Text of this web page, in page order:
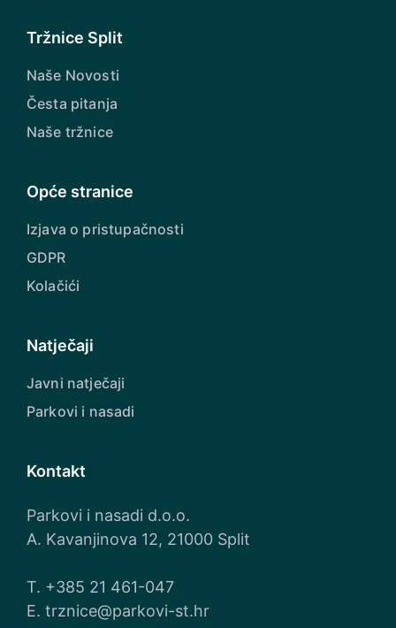
Tržnice Split
Naše Novosti
Česta pitanja
Naše tržnice
Opće stranice
Izjava o pristupačnosti
GDPR
Kolačići
Natječaji
Javni natječaji
Parkovi i nasadi
Kontakt
Parkovi i nasadi d.o.o.
A. Kavanjinova 12, 21000 Split
T. +385 21 461-047
E. trznice@parkovi-st.hr